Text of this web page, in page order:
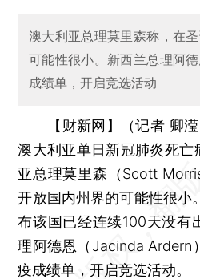
澳大利亚总理莫里森称，在
可能性很小。新西兰总理阿
成绩单，开启竞选活动
【财新网】（记者 卿滢
澳大利亚单日新冠肺炎死亡
亚总理莫里森（Scott
开放国内州界的可能性很小
布该国已经连续100天没有
理阿德恩（Jacinda Ardern
疫成绩单，开启竞选活动。